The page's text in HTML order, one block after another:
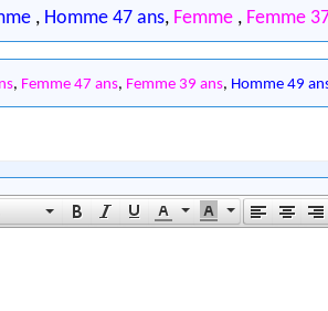
, Homme 47 ans, Femme , Femme
, Femme 47 ans, Femme 39 ans, Homme 49